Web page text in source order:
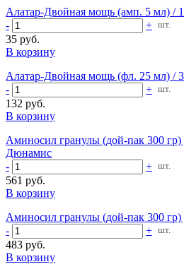
Алатар-Двойная мощь (амп. 5 мл) /
-
+ шт.
35 руб.
В корзину
Алатар-Двойная мощь (фл. 25 мл) /
-
+ шт.
132 руб.
В корзину
Аминосил гранулы (дой-пак 300
Дюнамис
-
+ шт.
561 руб.
В корзину
Аминосил гранулы (дой-пак 300
-
+ шт.
483 руб.
В корзину